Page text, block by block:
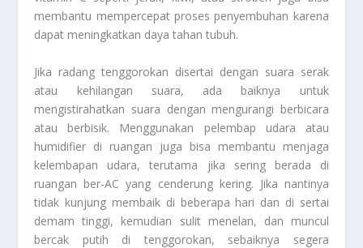
membantu mempercepat proses penyembuhan karena
dapat meningkatkan daya tahan tubuh.
Jika radang tenggorokan disertai dengan suara serak
atau kehilangan suara, ada baiknya untuk
mengistirahatkan suara dengan mengurangi berbicara
atau berbisik. Menggunakan pelembap udara atau
humidifier di ruangan juga bisa membantu menjaga
kelembapan udara, terutama jika sering berada di
ruangan ber-AC yang cenderung kering. Jika nantinya
tidak kunjung membaik di beberapa hari dan di sertai
demam tinggi, kemudian sulit menelan, dan muncul
bercak putih di tenggorokan, sebaiknya segera